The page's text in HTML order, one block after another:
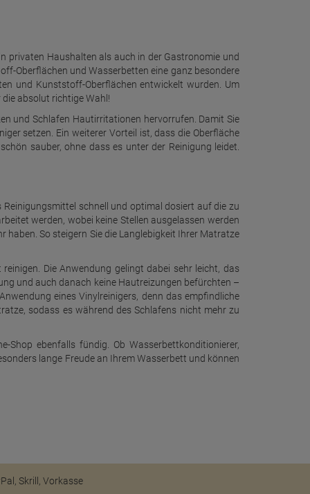
privaten Haushalten als auch in der Gastronomie und
Oberflächen und Wasserbetten eine ganz besondere
und Kunststoff-Oberflächen entwickelt wurden. Um
absolut richtige Wahl!
und Schlafen Hautirritationen hervorrufen. Damit Sie
setzen. Ein weiterer Vorteil ist, dass die Oberfläche
sauber, ohne dass es unter der Reinigung leidet.
schnell und optimal dosiert auf die zu
werden, wobei keine Stellen ausgelassen werden
haben. So steigern Sie die Langlebigkeit Ihrer Matratze
Die Anwendung gelingt dabei sehr leicht, das
und auch danach keine Hautreizungen befürchten –
eines Vinylreinigers, denn das empfindliche
sodass es während des Schlafens nicht mehr zu
Shop ebenfalls fündig. Ob Wasserbettkonditionierer,
lange Freude an Ihrem Wasserbett und können